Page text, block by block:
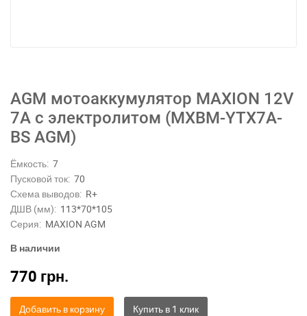
AGM мотоаккумулятор MAXION 12V
7A с электролитом (MXBM-YTX7A-
BS AGM)
Ёмкость: 7
Пусковой ток: 70
Схема выводов: R+
ДШВ (мм): 113*70*105
Серия: MAXION AGM
В наличии
770 грн.
Добавить в корзину